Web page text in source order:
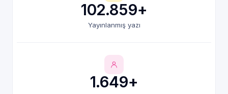
102.859+
Yayınlanmış yazı
1.649+